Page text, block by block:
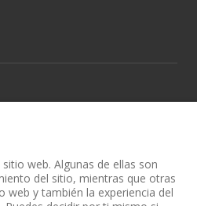
web. Algunas de ellas son
del sitio, mientras que otras
web y también la experiencia del